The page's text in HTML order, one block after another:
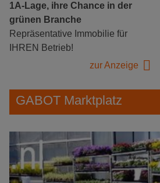
1A-Lage, ihre Chance in der
grünen Branche
Repräsentative Immobilie für
IHREN Betrieb!
zur Anzeige
GABOT Marktplatz